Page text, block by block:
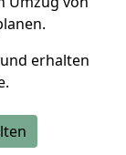
erhalten